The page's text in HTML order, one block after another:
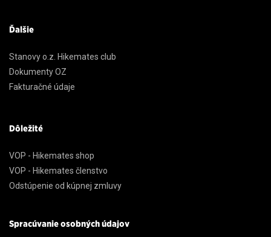
Ďalšie
Stanovy o.z. Hikemates club
Dokumenty OZ
Fakturačné údaje
Dôležité
VOP - Hikemates shop
VOP - Hikemates členstvo
Odstúpenie od kúpnej zmluvy
Spracúvanie osobných údajov